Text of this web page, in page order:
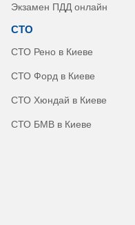
Экзамен ПДД онлайн
СТО
СТО Рено в Киеве
СТО Форд в Киеве
СТО Хюндай в Киеве
СТО БМВ в Киеве